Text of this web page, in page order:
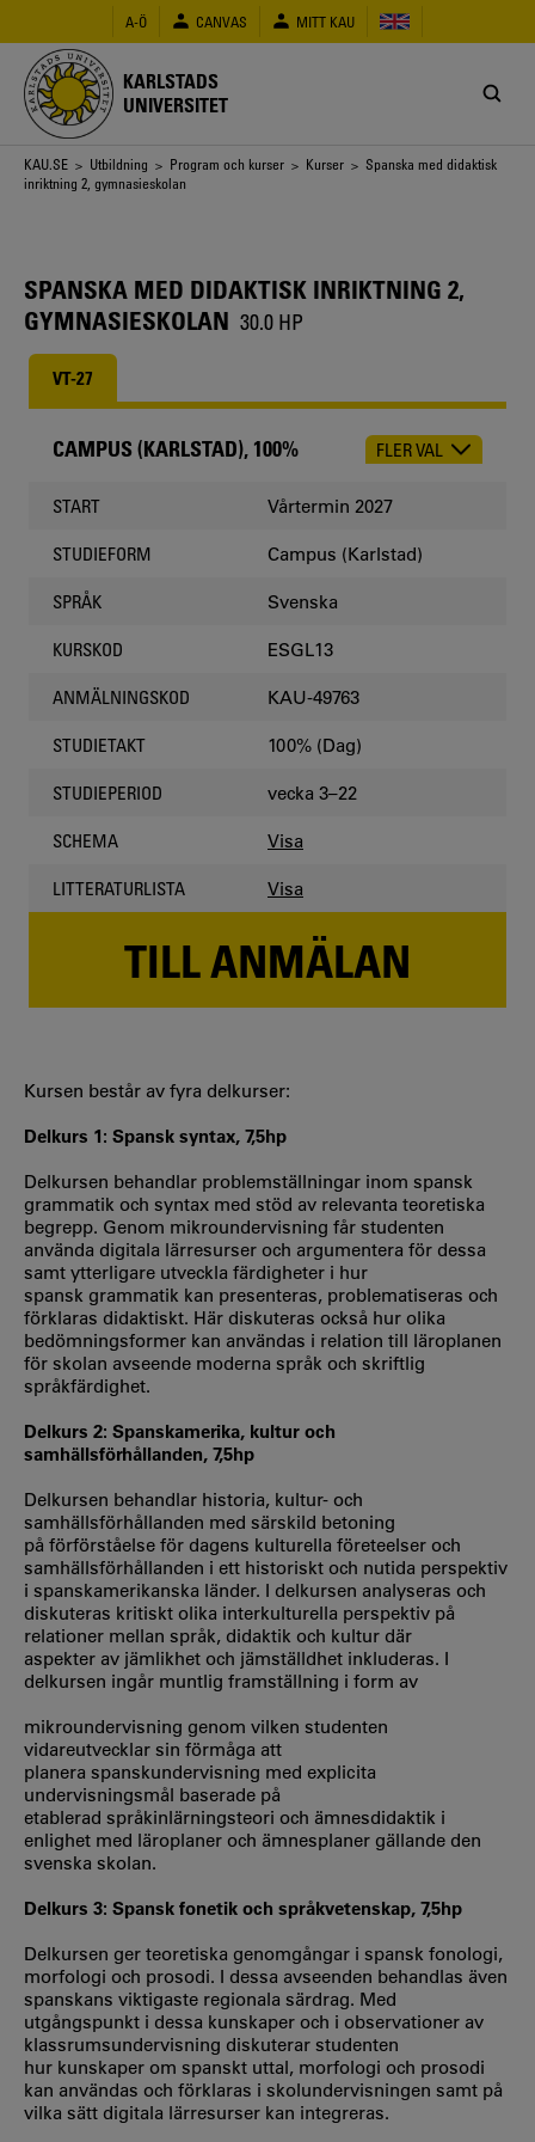
huvudinnehåll
A-Ö CANVAS MITT KAU
KARLSTADS
UNIVERSITET
Länkstig
KAU.SE > Utbildning > Program och kurser > Kurser > Spanska med didaktisk
inriktning 2, gymnasieskolan
SPANSKA MED DIDAKTISK INRIKTNING 2,
GYMNASIESKOLAN 30.0 HP
VT-27
CHOOSE
CAMPUS (KARLSTAD), 100% FLER VAL
START Vårtermin 2027
STUDIEFORM Campus (Karlstad)
SPRÅK Svenska
KURSKOD ESGL13
ANMÄLNINGSKOD KAU-49763
STUDIETAKT 100% (Dag)
STUDIEPERIOD vecka 3–22
SCHEMA Visa
LITTERATURLISTA Visa
TILL ANMÄLAN
Kursen består av fyra delkurser:
Delkurs 1: Spansk syntax, 7,5hp
Delkursen behandlar problemställningar inom spansk
grammatik och syntax med stöd av relevanta teoretiska
begrepp. Genom mikroundervisning får studenten
använda digitala lärresurser och argumentera för dessa
samt ytterligare utveckla färdigheter i hur
spansk grammatik kan presenteras, problematiseras och
förklaras didaktiskt. Här diskuteras också hur olika
bedömningsformer kan användas i relation till läroplanen
för skolan avseende moderna språk och skriftlig
språkfärdighet.
Delkurs 2: Spanskamerika, kultur och
samhällsförhållanden, 7,5hp
Delkursen behandlar historia, kultur- och
samhällsförhållanden med särskild betoning
på förförståelse för dagens kulturella företeelser och
samhällsförhållanden i ett historiskt och nutida perspektiv
i spanskamerikanska länder. I delkursen analyseras och
diskuteras kritiskt olika interkulturella perspektiv på
relationer mellan språk, didaktik och kultur där
aspekter av jämlikhet och jämställdhet inkluderas. I
delkursen ingår muntlig framställning i form av
mikroundervisning genom vilken studenten
vidareutvecklar sin förmåga att
planera spanskundervisning med explicita
undervisningsmål baserade på
etablerad språkinlärningsteori och ämnesdidaktik i
enlighet med läroplaner och ämnesplaner gällande den
svenska skolan.
Delkurs 3: Spansk fonetik och språkvetenskap, 7,5hp
Delkursen ger teoretiska genomgångar i spansk fonologi,
morfologi och prosodi. I dessa avseenden behandlas även
spanskans viktigaste regionala särdrag. Med
utgångspunkt i dessa kunskaper och i observationer av
klassrumsundervisning diskuterar studenten
hur kunskaper om spanskt uttal, morfologi och prosodi
kan användas och förklaras i skolundervisningen samt på
vilka sätt digitala lärresurser kan integreras.